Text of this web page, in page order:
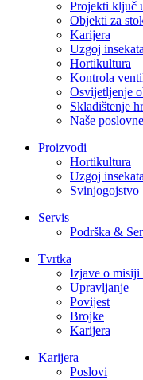
Projekti ključ
Objekti za
Karijera
Uzgoj insekata
Hortikultura
Kontrola
Osvijetljenje
Skladištenje
Naše
Proizvodi
Hortikultura
Uzgoj insekata
Svinjogojstvo
Servis
Podrška &
Tvrtka
Izjave o misiji
Upravljanje
Povijest
Brojke
Karijera
Karijera
Poslovi